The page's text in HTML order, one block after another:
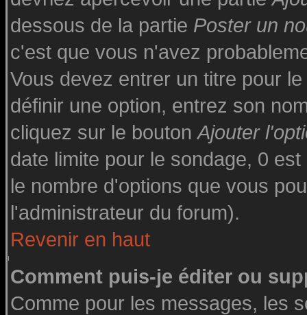
dessous de la partie Poster un
c'est que vous n'avez
Vous devez entrer un titre pour
définir une option, entrez son
cliquez sur le boutonAjouter
date limite pour le sondage, 0
le nombre d'options que vous
l'administrateur du forum).
Revenir en haut
Comment puis-je éditer ou
Comme pour les messages, les